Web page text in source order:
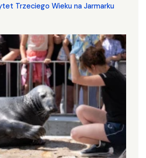
Trzeciego Wieku na Jarmarku